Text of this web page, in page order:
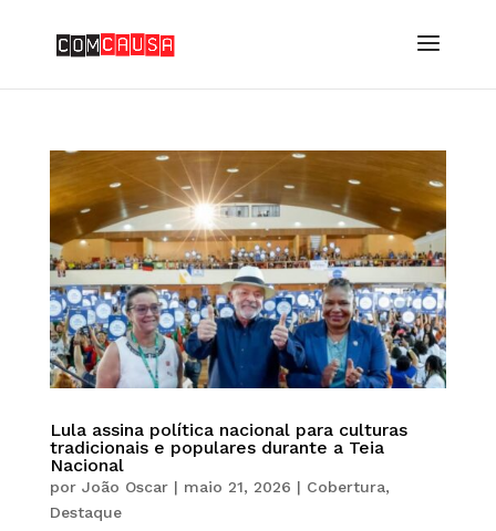
Lula assina política nacional para culturas
tradicionais e populares durante a Teia
Nacional
por João Oscar| maio 21, 2026 | Cobertura,
Destaque